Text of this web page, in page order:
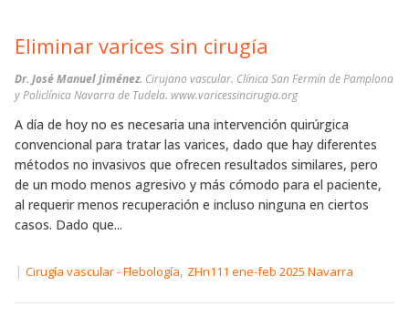
Eliminar varices sin cirugía
Dr. José Manuel Jiménez. Cirujano vascular. Clínica San Fermín de Pamplona
y Policlínica Navarra de Tudela. www.varicessincirugia.org
A día de hoy no es necesaria una intervención quirúrgica
convencional para tratar las varices, dado que hay diferentes
métodos no invasivos que ofrecen resultados similares, pero
de un modo menos agresivo y más cómodo para el paciente,
al requerir menos recuperación e incluso ninguna en ciertos
casos. Dado que...
| Cirugía vascular - Flebología, ZHn111 ene-feb 2025 Navarra